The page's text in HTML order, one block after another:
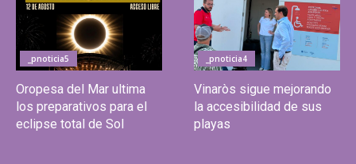
_pnoticia5
Oropesa del Mar ultima
los preparativos para el
eclipse total de Sol
_pnoticia4
Vinaròs sigue mejorando
la accesibilidad de sus
playas